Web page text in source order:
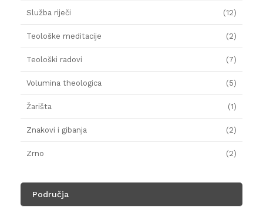
Služba riječi (12)
Teološke meditacije (2)
Teološki radovi (7)
Volumina theologica (5)
Žarišta (1)
Znakovi i gibanja (2)
Zrno (2)
Područja